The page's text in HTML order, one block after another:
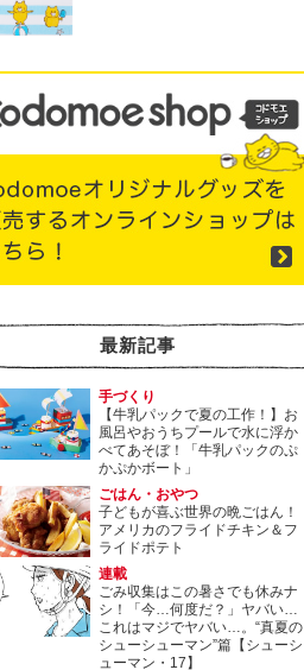
最新記事
手づくり
【牛乳パックで夏の工作！】お
風呂やおうちプールで水に浮か
べてあそぼ！「牛乳パックのぷ
かぷかボート」
ごはん・おやつ
子どもが喜ぶ世界の晩ごはん！
アメリカのフライドチキン＆フ
ライドポテト
連載
ごみ収集はこの暑さでも休みナ
シ！「今…何度だ？」ヤバい…
これはマジでヤバい…。“真夏の
シューシューマン”篇【シューシ
ューマン・17】